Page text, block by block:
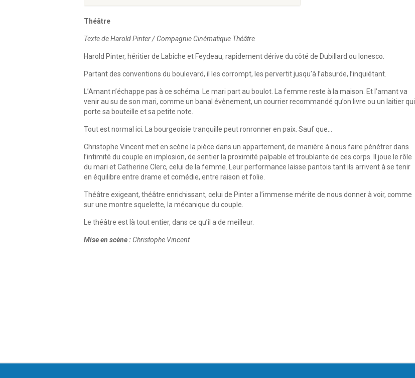
Théâtre
Texte de Harold Pinter / Compagnie Cinématique Théâtre
Harold Pinter, héritier de Labiche et Feydeau, rapidement dérive du côté de Dubillard ou Ionesco.
Partant des conventions du boulevard, il les corrompt, les pervertit jusqu’à l’absurde, l’inquiétant.
L’Amant n’échappe pas à ce schéma. Le mari part au boulot. La femme reste à la maison. Et l’amant va
venir au su de son mari, comme un banal évènement, un courrier recommandé qu’on livre ou un laitier qui
porte sa bouteille et sa petite note.
Tout est normal ici. La bourgeoisie tranquille peut ronronner en paix. Sauf que…
Christophe Vincent met en scène la pièce dans un appartement, de manière à nous faire pénétrer dans
l’intimité du couple en implosion, de sentier la proximité palpable et troublante de ces corps. Il joue le rôle
du mari et Catherine Clerc, celui de la femme. Leur performance laisse pantois tant ils arrivent à se tenir
en équilibre entre drame et comédie, entre raison et folie.
Théâtre exigeant, théâtre enrichissant, celui de Pinter a l’immense mérite de nous donner à voir, comme
sur une montre squelette, la mécanique du couple.
Le théâtre est là tout entier, dans ce qu’il a de meilleur.
Mise en scène : Christophe Vincent